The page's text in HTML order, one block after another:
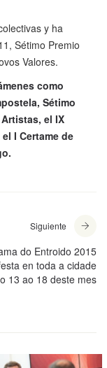
y ha
Sétimo Premio
Valores.
como
Sétimo
el IX
I Certame de
Siguiente
do Entroido 2015
en toda a cidade
13 ao 18 deste mes